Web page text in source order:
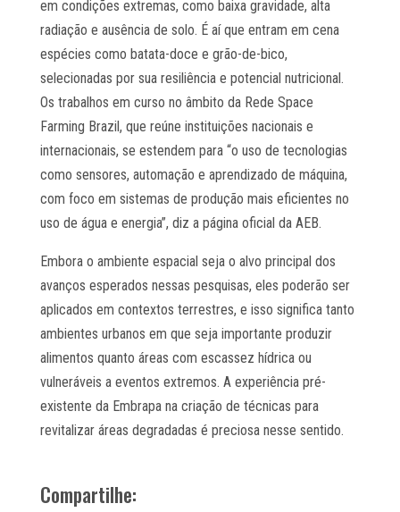
em condições extremas, como baixa gravidade, alta
radiação e ausência de solo. É aí que entram em cena
espécies como batata-doce e grão-de-bico,
selecionadas por sua resiliência e potencial nutricional.
Os trabalhos em curso no âmbito da Rede Space
Farming Brazil, que reúne instituições nacionais e
internacionais, se estendem para “o uso de tecnologias
como sensores, automação e aprendizado de máquina,
com foco em sistemas de produção mais eficientes no
uso de água e energia”, diz a página oficial da AEB.
Embora o ambiente espacial seja o alvo principal dos
avanços esperados nessas pesquisas, eles poderão ser
aplicados em contextos terrestres, e isso significa tanto
ambientes urbanos em que seja importante produzir
alimentos quanto áreas com escassez hídrica ou
vulneráveis a eventos extremos. A experiência pré-
existente da Embrapa na criação de técnicas para
revitalizar áreas degradadas é preciosa nesse sentido.
Compartilhe: